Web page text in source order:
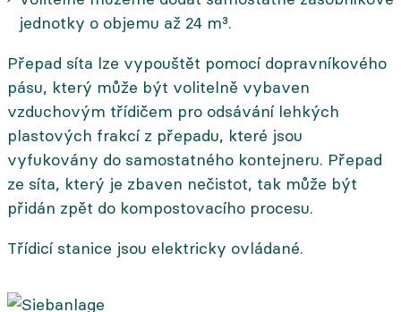
jednotky o objemu až 24 m³.
Přepad síta lze vypouštět pomocí dopravníkového
pásu, který může být volitelně vybaven
vzduchovým třídičem pro odsávání lehkých
plastových frakcí z přepadu, které jsou
vyfukovány do samostatného kontejneru. Přepad
ze síta, který je zbaven nečistot, tak může být
přidán zpět do kompostovacího procesu.
Třídicí stanice jsou elektricky ovládané.